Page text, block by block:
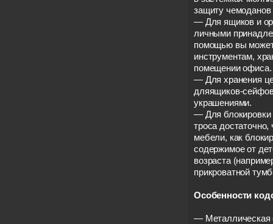
защиту чемоданов
— Для ящиков и
личными
помощью вы
инструментам,
помещении офиса.
— Для хранения
дляящиков-
украшениями.
— Для
троса
мебели, как
содержимое от
возраста
прикроватной
Особенности
— Металлическая